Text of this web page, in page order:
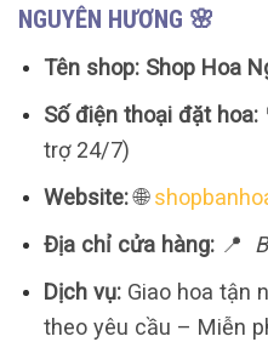
NGUYÊN HƯƠNG 🌸
Tên shop: Shop Hoa
Số điện thoại đặt hoa:
trợ 24/7)
Website:🌐
Địa chỉ cửa hàng:📍
Dịch vụ:Giao hoa tận
theo yêu cầu – Miễn